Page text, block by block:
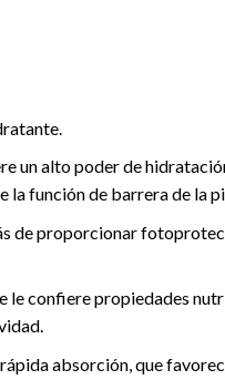
un alto poder de
la función de barrera de la
de proporcionar
confiere propiedades
absorción, que